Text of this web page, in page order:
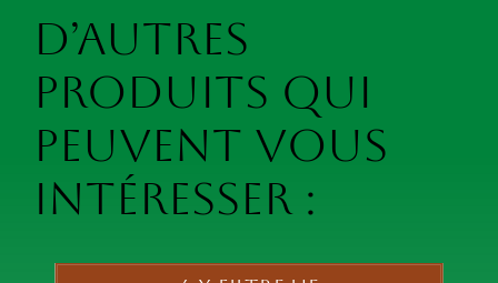
D’autres
produits qui
peuvent vous
intéresser :